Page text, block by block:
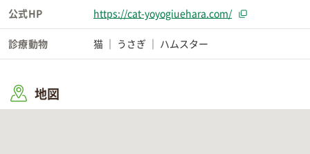
公式HP https://cat-yoyogiuehara.com/
診療動物 猫 うさぎ ハムスター
地図